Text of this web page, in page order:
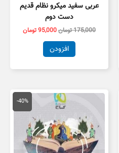
عربی سفید میکرو نظام قدیم
دست دوم
175,000تومان95,000تومان
افزودن
-40%
قیمت
اصلی
79,000 تومان
بود.
قیمت
فعلی